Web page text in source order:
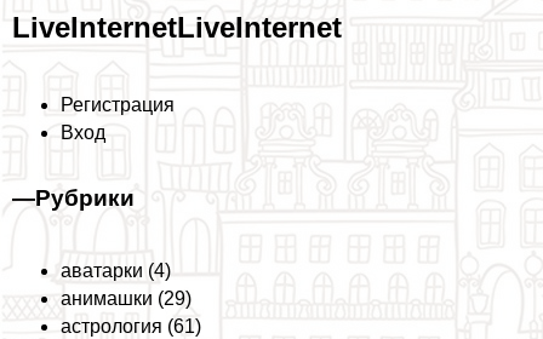
LiveInternetLiveInternet
Регистрация
Вход
—Рубрики
аватарки (4)
анимашки (29)
астрология (61)